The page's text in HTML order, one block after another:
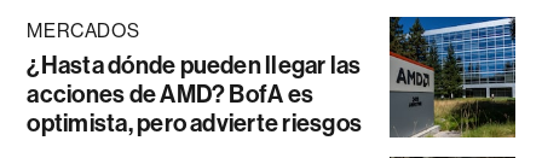
MERCADOS
¿Hasta dónde pueden llegar las
acciones de AMD? BofA es
optimista, pero advierte riesgos